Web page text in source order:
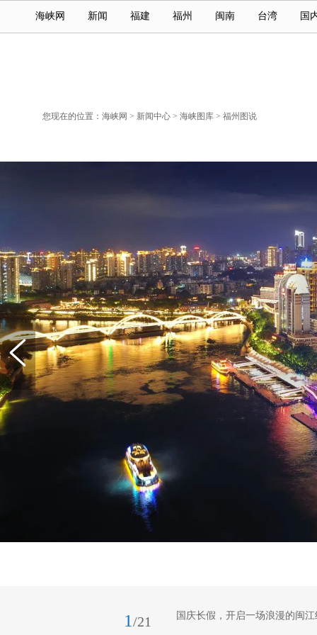
海峡网 新闻 福建 福州 闽南 台湾 国
您现在的位置： 海峡网 > 新闻中心 > 海峡图库 > 福州图说
1 /21
国庆长假，开启一场浪漫的闽